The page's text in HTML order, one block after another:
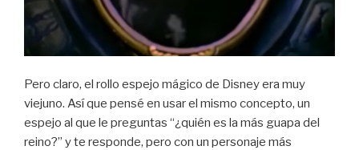
Pero claro, el rollo espejo mágico de Disney era muy
viejuno. Así que pensé en usar el mismo concepto, un
espejo al que le preguntas “¿quién es la más guapa del
reino?” y te responde, pero con un personaje más